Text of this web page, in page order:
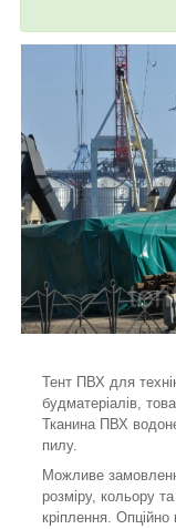
Тент ПВХ для
будматеріалів,
Тканина ПВХ
пилу.
Можливе
розміру, кольору
кріплення.